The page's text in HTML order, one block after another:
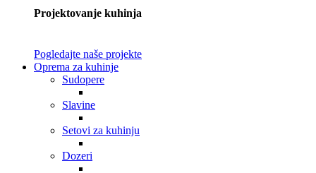
Projektovanje kuhinja
Pogledajte naše projekte
Oprema za kuhinje
Sudopere
Slavine
Setovi za kuhinju
Dozeri